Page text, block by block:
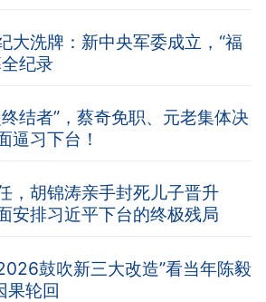
大洗牌：新中央军委成立，“福
纪录
结者”，蔡奇免职、元老集体决
逼习下台！
，胡锦涛亲手封死儿子晋升
安排习近平下台的终极残局
鼓吹新三大改造”看当年陈毅
果轮回